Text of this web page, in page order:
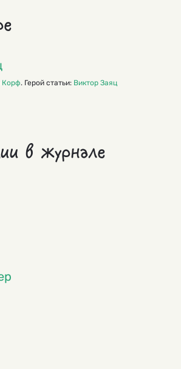
Корф. Герой статьи: Виктор Заяц
в журнале